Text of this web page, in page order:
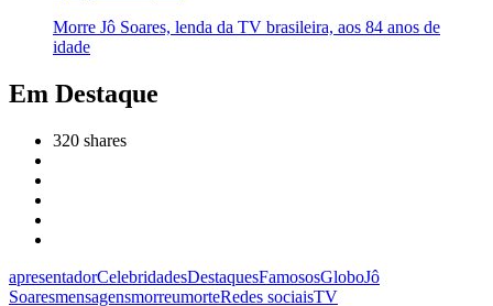
Morre Jô Soares, lenda da TV brasileira, aos 84 anos de
idade
Em Destaque
320 shares
apresentadorCelebridadesDestaquesFamososGloboJô
SoaresmensagensmorreumorteRedes sociaisTV